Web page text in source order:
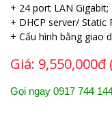
+ 24 port LAN
+ DHCP server/ Static
+ Cấu hình bằng giao
Giá:
Gọi ngay 0917 744